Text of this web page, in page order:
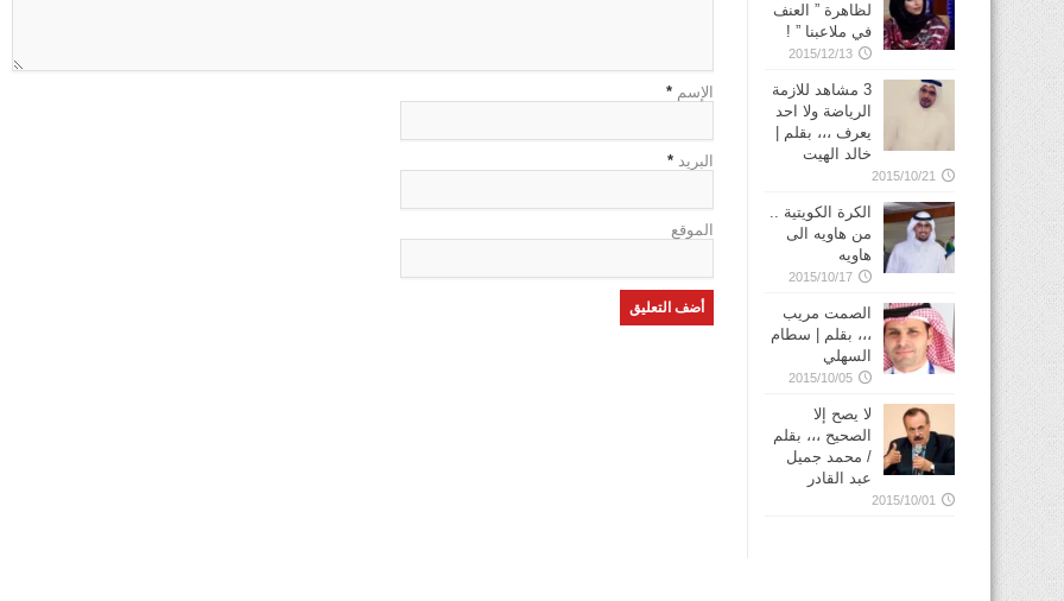
الإسم *
البريد *
الموقع
لظاهرة ” العنف
في ملاعبنا ” !
2015/12/13
3 مشاهد للازمة
الرياضة ولا احد
يعرف ،،، بقلم |
خالد الهيت
2015/10/21
الكرة الكويتية ..
من هاويه الى
هاويه
2015/10/17
الصمت مريب
،،، بقلم | سطام
السهلي
2015/10/05
لا يصح إلا
الصحيح ،،، بقلم
/ محمد جميل
عبد القادر
2015/10/01